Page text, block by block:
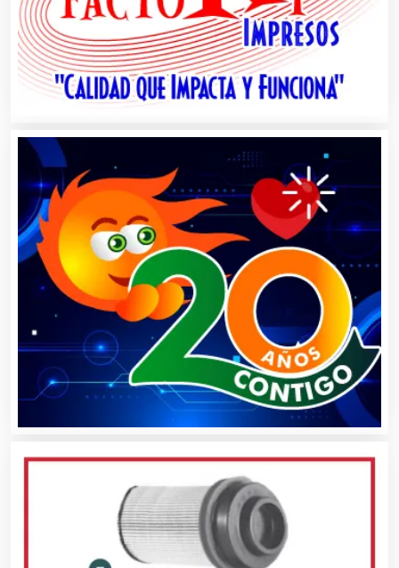
Artículos Personales
Artículos Publicitarios
Asesores Técnicos
Asesoría Fiscal
Asociaciones Civiles
Audio, Sonido e Iluminación
Audios para Eventos